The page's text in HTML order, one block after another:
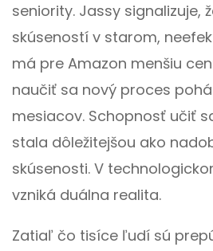
seniority. Jassy signalizuje,
skúseností v starom,
má pre Amazon menšiu
naučiť sa nový proces
mesiacov. Schopnosť učiť
stala dôležitejšou ako
skúsenosti. V
vzniká duálna realita.
Zatiaľ čo tisíce ľudí sú